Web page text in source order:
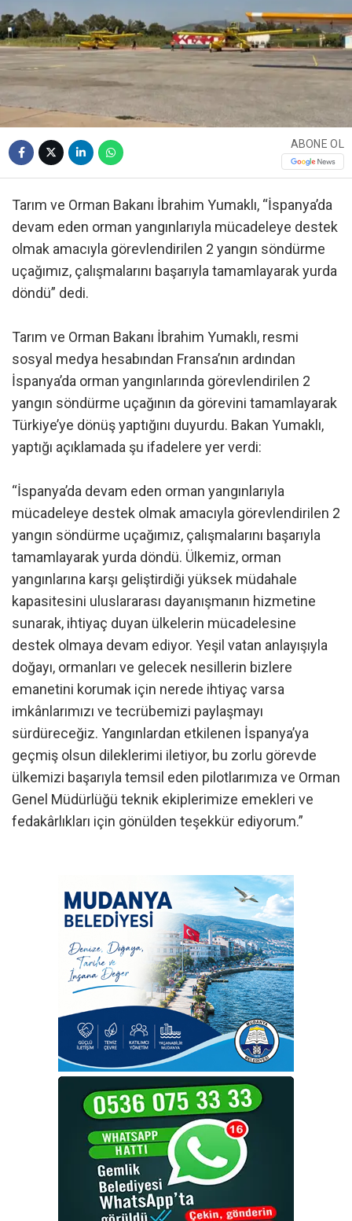
ABONE OL
Tarım ve Orman Bakanı İbrahim Yumaklı, “İspanya’da
devam eden orman yangınlarıyla mücadeleye destek
olmak amacıyla görevlendirilen 2 yangın söndürme
uçağımız, çalışmalarını başarıyla tamamlayarak yurda
döndü” dedi.
Tarım ve Orman Bakanı İbrahim Yumaklı, resmi
sosyal medya hesabından Fransa’nın ardından
İspanya’da orman yangınlarında görevlendirilen 2
yangın söndürme uçağının da görevini tamamlayarak
Türkiye’ye dönüş yaptığını duyurdu. Bakan Yumaklı,
yaptığı açıklamada şu ifadelere yer verdi:
“İspanya’da devam eden orman yangınlarıyla
mücadeleye destek olmak amacıyla görevlendirilen 2
yangın söndürme uçağımız, çalışmalarını başarıyla
tamamlayarak yurda döndü. Ülkemiz, orman
yangınlarına karşı geliştirdiği yüksek müdahale
kapasitesini uluslararası dayanışmanın hizmetine
sunarak, ihtiyaç duyan ülkelerin mücadelesine
destek olmaya devam ediyor. Yeşil vatan anlayışıyla
doğayı, ormanları ve gelecek nesillerin bizlere
emanetini korumak için nerede ihtiyaç varsa
imkânlarımızı ve tecrübemizi paylaşmayı
sürdüreceğiz. Yangınlardan etkilenen İspanya’ya
geçmiş olsun dileklerimi iletiyor, bu zorlu görevde
ülkemizi başarıyla temsil eden pilotlarımıza ve Orman
Genel Müdürlüğü teknik ekiplerimize emekleri ve
fedakârlıkları için gönülden teşekkür ediyorum.”